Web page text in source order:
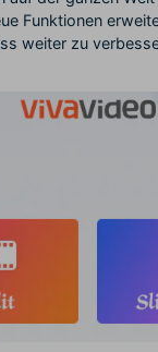
Funktionen
weiter zu